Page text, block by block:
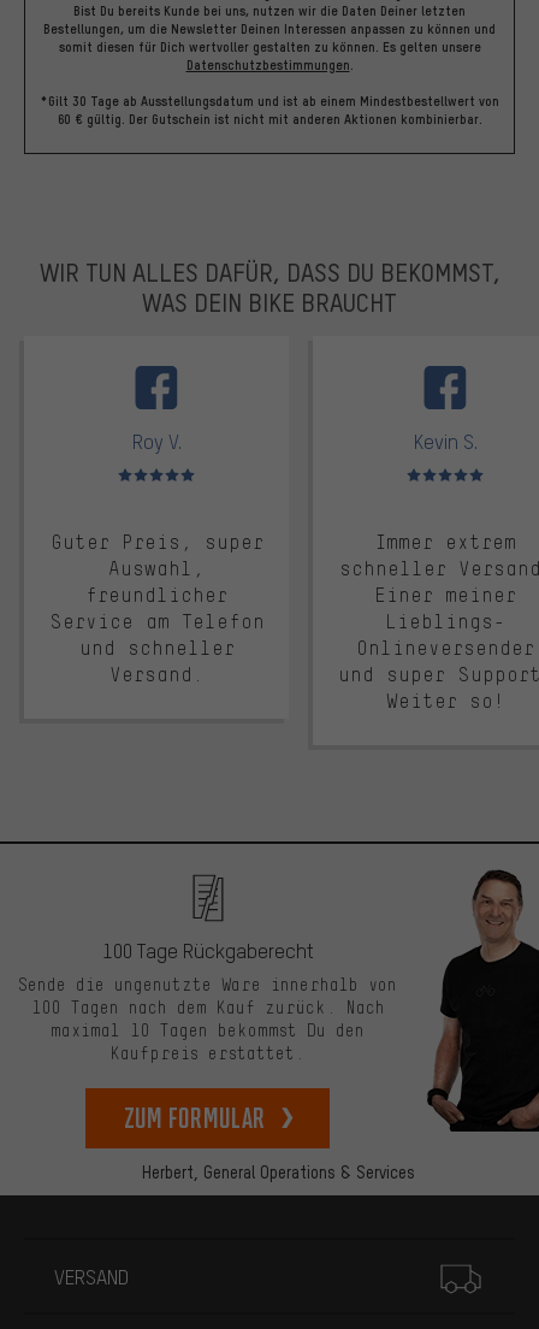
Bist Du bereits Kunde bei uns, nutzen wir die Daten Deiner letzten
Bestellungen, um die Newsletter Deinen Interessen anpassen zu können und
somit diesen für Dich wertvoller gestalten zu können. Es gelten unsere
Datenschutzbestimmungen
*Gilt 30 Tage ab Ausstellungsdatum und ist ab einem Mindestbestellwert von
60 € gültig. Der Gutschein ist nicht mit anderen Aktionen kombinierbar.
WIR TUN ALLES DAFÜR, DASS DU BEKOMMST,
WAS DEIN BIKE BRAUCHT
Roy V.
Bewertungen: 5 von 5
Guter Preis, super
Auswahl,
freundlicher
Service am Telefon
und schneller
Versand.
Kevin S.
Bewertungen: 5 von 5
Immer extrem
schneller
Einer meiner
Lieblings-
Onlineversender
und super
Weiter so!
Herbert, General Operations & Services
100 Tage Rückgaberecht
Sende die ungenutzte Ware innerhalb von
100 Tagen nach dem Kauf zurück. Nach
maximal 10 Tagen bekommst Du den
Kaufpreis erstattet.
zum Formular
VERSAND